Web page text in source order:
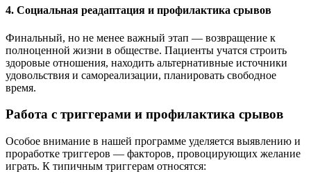
4. Социальная реадаптация и профилактика срывов
Финальный, но не менее важный этап — возвращение к
полноценной жизни в обществе. Пациенты учатся строить
здоровые отношения, находить альтернативные источники
удовольствия и самореализации, планировать свободное
время.
Работа с триггерами и профилактика срывов
Особое внимание в нашей программе уделяется выявлению и
проработке триггеров — факторов, провоцирующих желание
играть. К типичным триггерам относятся: